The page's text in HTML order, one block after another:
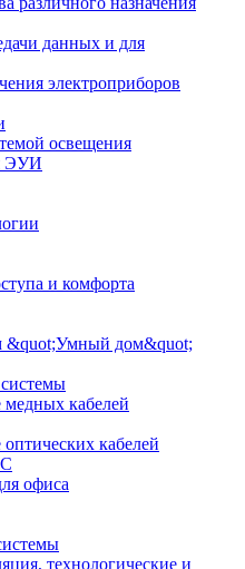
данных и для
электроприборов
освещения
ЭУИ
и комфорта
&quot;Умный дом&quot;
кабелей
кабелей
офиса
технологические и